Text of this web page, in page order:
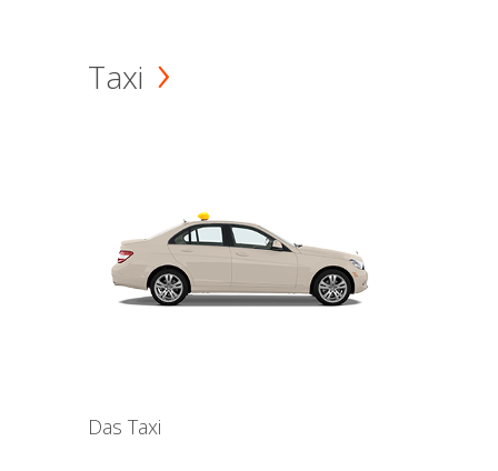
Taxi
Das Taxi